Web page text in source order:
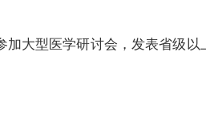
型医学研讨会，发表省级以